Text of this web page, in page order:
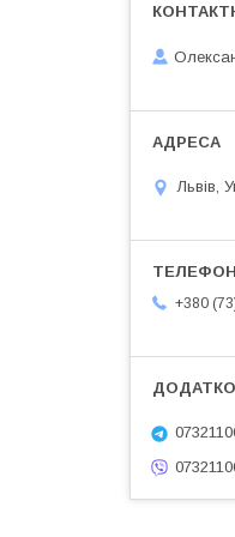
Львів,
+380